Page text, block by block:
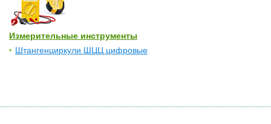
Измерительные инструменты
Штангенциркули ШЦЦ цифровые